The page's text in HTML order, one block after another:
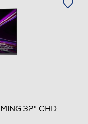
32" QHD